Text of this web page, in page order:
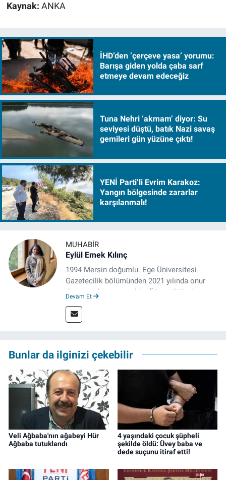
Kaynak: ANKA
İHD’den ‘çerçeve yasa’ yorumu:
Barışa giden yolda çaba sarf
etmeye devam edeceğiz
Tuna Nehri ‘akmam’ diyor: Su
seviyesi düştü, batık Nazi savaş
gemileri gün yüzüne çıktı!
YENİ Parti’li Evrim Karakoz:
Yangın bölgesinde zararlar
karşılanmalı!
MUHABIR
Eylül Emek Kılınç
1994 Mersin doğumlu. Ege Üniversitesi
Gazetecilik bölümünden 2021 yılında onur
derecesiyle mezun oldu. Öğrenciliğinde
deneyimin dışında kapatılana kadar Artı TV
ve TELE1 TV Ankara bürolarında editör ve
Devam Et
Bunlar da ilginizi çekebilir
Veli Ağbaba'nın ağabeyi Hür
Ağbaba tutuklandı
4 yaşındaki çocuk şüpheli
şekilde öldü: Üvey baba ve
dede suçunu itiraf etti!